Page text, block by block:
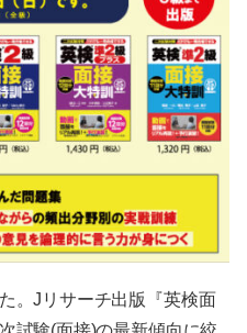
。Jリサーチ出版『英検面